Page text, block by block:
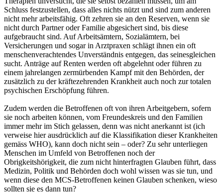
Schluss festzustellen, dass alles nichts nützt und sind zum anderen
nicht mehr arbeitsfähig. Oft zehren sie an den Reserven, wenn sie
nicht durch Partner oder Familie abgesichert sind, bis diese
aufgebraucht sind. Auf Arbeitsämtern, Sozialämtern, bei
Versicherungen und sogar in Arztpraxen schlägt ihnen ein oft
menschenverachtendes Unverständnis entgegen, das seinesgleichen
sucht. Anträge auf Renten werden oft abgelehnt oder führen zu
einem jahrelangen zermürbenden Kampf mit den Behörden, der
zusätzlich zu der kräftezehrenden Krankheit auch noch zur totalen
psychischen Erschöpfung führen.
Zudem werden die Betroffenen oft von ihren Arbeitgebern, sofern
sie noch arbeiten können, vom Freundeskreis und den Familien
immer mehr im Stich gelassen, denn was nicht anerkannt ist (ich
verweise hier ausdrücklich auf die Klassifikation dieser Krankheiten
gemäss WHO), kann doch nicht sein – oder? Zu sehr unterliegen
Menschen im Umfeld von Betroffenen noch der
Obrigkeitshörigkeit, die zum nicht hinterfragten Glauben führt, dass
Medizin, Politik und Behörden doch wohl wissen was sie tun, und
wenn diese den MCS-Betroffenen keinen Glauben schenken, wieso
sollten sie es dann tun?